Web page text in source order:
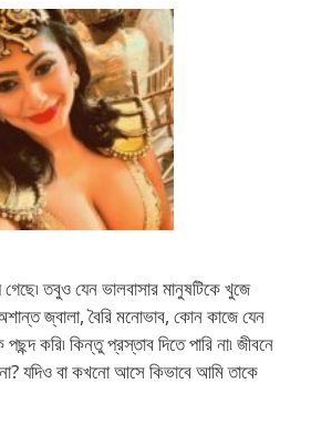
তবুও যেন ভালবাসার মানুষটিকে খুজে
জ্বালা, বৈরি মনোভাব, কোন কাজে যেন
করি৷ কিন্তু প্রস্তাব দিতে পারি না৷ জীবনে
যদিও বা কখনো আসে কিভাবে আমি তাকে